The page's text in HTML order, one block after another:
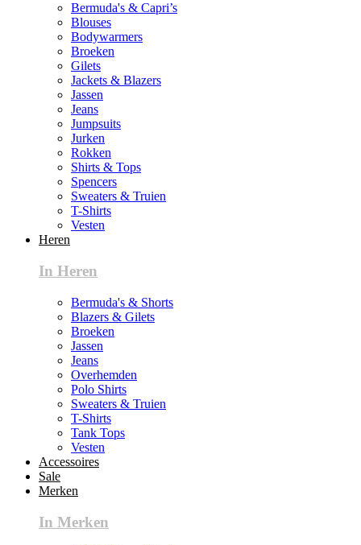
Bermuda's & Capri’s
Blouses
Bodywarmers
Broeken
Gilets
Jackets & Blazers
Jassen
Jeans
Jumpsuits
Jurken
Rokken
Shirts & Tops
Spencers
Sweaters & Truien
T-Shirts
Vesten
Heren
In Heren
Bermuda's & Shorts
Blazers & Gilets
Broeken
Jassen
Jeans
Overhemden
Polo Shirts
Sweaters & Truien
T-Shirts
Tank Tops
Vesten
Accessoires
Sale
Merken
In Merken